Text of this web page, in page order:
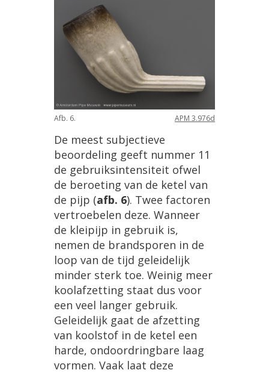
Afb. 6. APM 3.976d
De meest subjectieve
beoordeling geeft nummer 11
de gebruiksintensiteit ofwel
de beroeting van de ketel van
de pijp (afb. 6). Twee factoren
vertroebelen deze. Wanneer
de kleipijp in gebruik is,
nemen de brandsporen in de
loop van de tijd geleidelijk
minder sterk toe. Weinig meer
koolafzetting staat dus voor
een veel langer gebruik.
Geleidelijk gaat de afzetting
van koolstof in de ketel een
harde, ondoordringbare laag
vormen. Vaak laat deze